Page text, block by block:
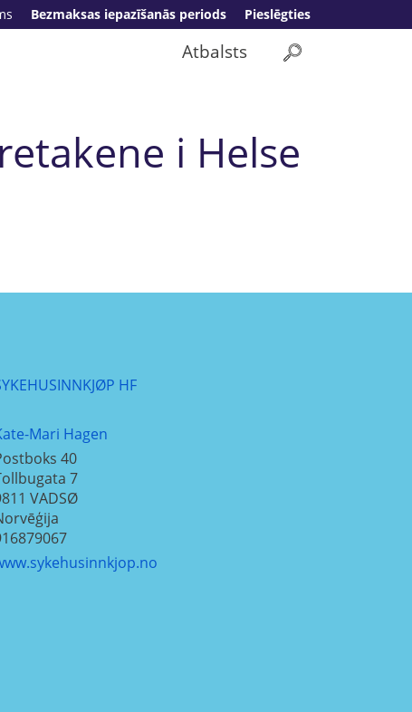
Pieslēgties
Bezmaksas iepazīšanās periods
Atbalsts
i Helse
HF
Mari Hagen
40
7
VADSØ